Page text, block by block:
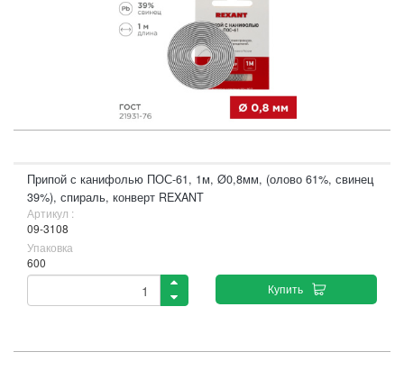
Припой с канифолью ПОС-61, 1м, Ø0,8мм, (олово 61%, свинец
39%), спираль, конверт REXANT
Артикул :
09-3108
Упаковка
600
Купить